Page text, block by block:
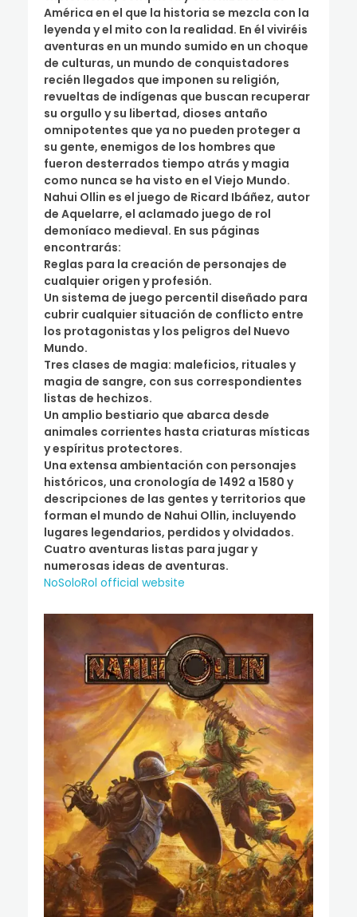
América en el que la historia se mezcla con la
leyenda y el mito con la realidad. En él viviréis
aventuras en un mundo sumido en un choque
de culturas, un mundo de conquistadores
recién llegados que imponen su religión,
revueltas de indígenas que buscan recuperar
su orgullo y su libertad, dioses antaño
omnipotentes que ya no pueden proteger a
su gente, enemigos de los hombres que
fueron desterrados tiempo atrás y magia
como nunca se ha visto en el Viejo Mundo.
Nahui Ollin es el juego de Ricard Ibáñez, autor
de Aquelarre, el aclamado juego de rol
demoníaco medieval. En sus páginas
encontrarás:
Reglas para la creación de personajes de
cualquier origen y profesión.
Un sistema de juego percentil diseñado para
cubrir cualquier situación de conflicto entre
los protagonistas y los peligros del Nuevo
Mundo.
Tres clases de magia: maleficios, rituales y
magia de sangre, con sus correspondientes
listas de hechizos.
Un amplio bestiario que abarca desde
animales corrientes hasta criaturas místicas
y espíritus protectores.
Una extensa ambientación con personajes
históricos, una cronología de 1492 a 1580 y
descripciones de las gentes y territorios que
forman el mundo de Nahui Ollin, incluyendo
lugares legendarios, perdidos y olvidados.
Cuatro aventuras listas para jugar y
numerosas ideas de aventuras.
NoSoloRol official website